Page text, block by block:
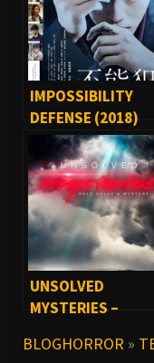
IMPOSSIBILITY
DEFENSE (2018)
UNSOLVED
MYSTERIES –
RESOLVER [SERIE]
BLOGHORROR »